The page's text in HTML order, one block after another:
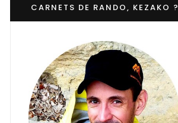
CARNETS DE RANDO, KEZAKO ?